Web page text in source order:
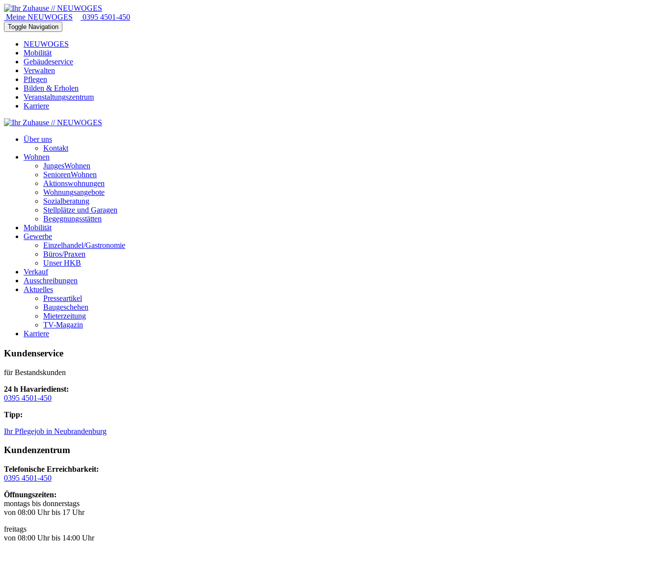
Meine NEUWOGES 0395 4501-450
Toggle Navigation
NEUWOGES
Mobilität
Gebäudeservice
Verwalten
Pflegen
Bilden & Erholen
Veranstaltungszentrum
Karriere
Über uns
Kontakt
Wohnen
JungesWohnen
SeniorenWohnen
Aktionswohnungen
Wohnungsangebote
Sozialberatung
Stellplätze und Garagen
Begegnungsstätten
Mobilität
Gewerbe
Einzelhandel/Gastronomie
Büros/Praxen
Unser HKB
Verkauf
Ausschreibungen
Aktuelles
Presseartikel
Baugeschehen
Mieterzeitung
TV-Magazin
Karriere
Kundenservice
für Bestandskunden
24 h Havariedienst:
0395 4501-450
Tipp:
Ihr Pflegejob in Neubrandenburg
Kundenzentrum
Telefonische Erreichbarkeit:
0395 4501-450
Öffnungszeiten:
montags bis donnerstags
von 08:00 Uhr bis 17 Uhr
freitags
von 08:00 Uhr bis 14:00 Uhr